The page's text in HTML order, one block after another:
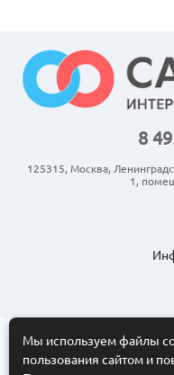
8
125315, Москва,
1,
©
Мы используем файлы
пользования сайтом и